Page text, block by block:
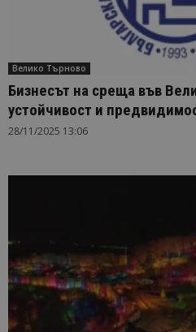
Велико Търново
Бизнесът на среща във
устойчивост и
28/11/2025 13:06